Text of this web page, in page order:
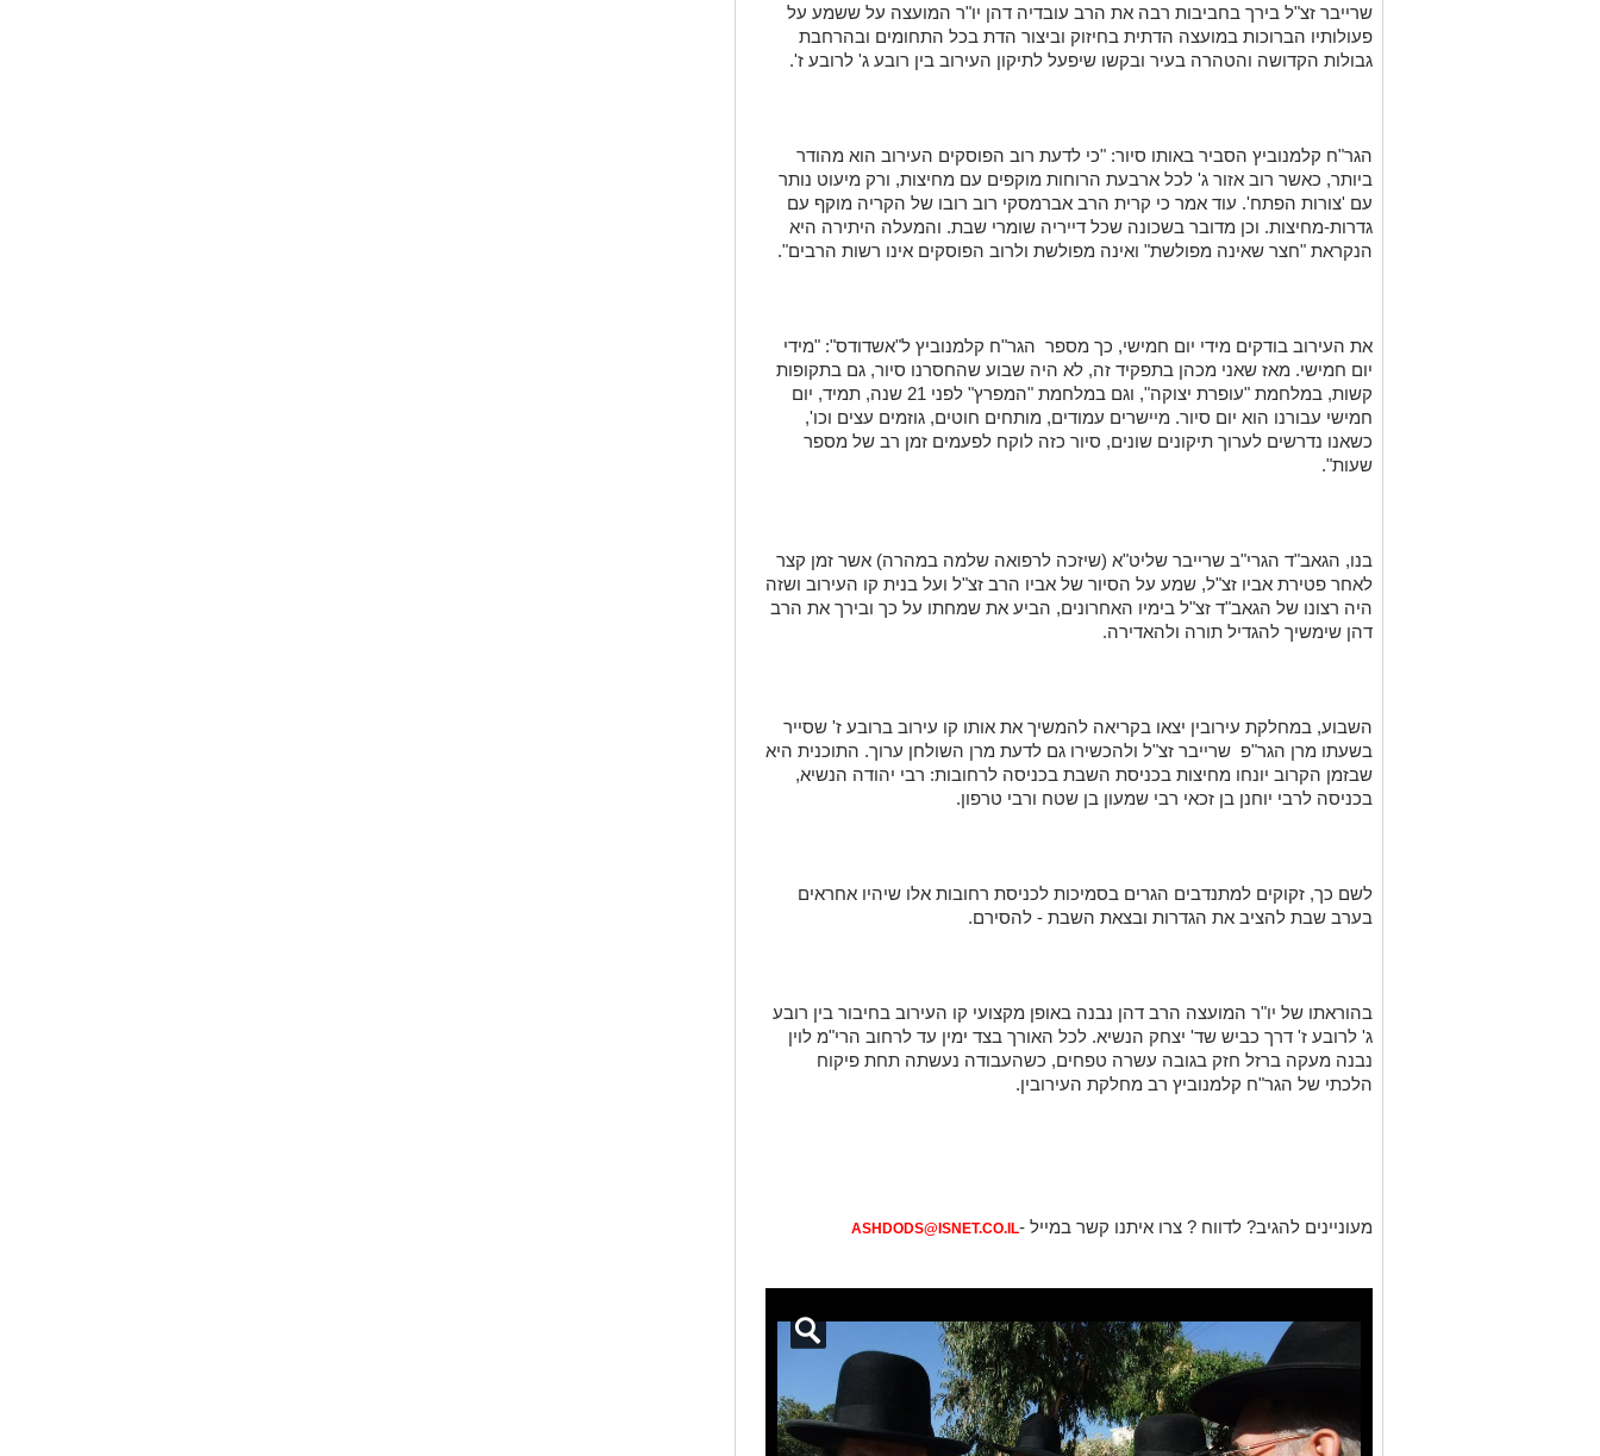
שרייבר זצ"ל בירך בחביבות רבה את הרב עובדיה דהן יו"ר המועצה על ששמע על
פעולותיו הברוכות במועצה הדתית בחיזוק וביצור הדת בכל התחומים ובהרחבת
גבולות הקדושה והטהרה בעיר ובקשו שיפעל לתיקון העירוב בין רובע ג' לרובע ז'.
הגר"ח קלמנוביץ הסביר באותו סיור: "כי לדעת רוב הפוסקים העירוב הוא מהודר
ביותר, כאשר רוב אזור ג' לכל ארבעת הרוחות מוקפים עם מחיצות, ורק מיעוט נותר
עם 'צורות הפתח'. עוד אמר כי קרית הרב אברמסקי רוב רובו של הקריה מוקף עם
גדרות-מחיצות. וכן מדובר בשכונה שכל דייריה שומרי שבת. והמעלה היתירה היא
הנקראת "חצר שאינה מפולשת" ואינה מפולשת ולרוב הפוסקים אינו רשות הרבים".
את העירוב בודקים מידי יום חמישי, כך מספר הגר"ח קלמנוביץ ל"אשדודס": "מידי
יום חמישי. מאז שאני מכהן בתפקיד זה, לא היה שבוע שהחסרנו סיור, גם בתקופות
קשות, במלחמת "עופרת יצוקה", וגם במלחמת "המפרץ" לפני 21 שנה, תמיד, יום
חמישי עבורנו הוא יום סיור. מיישרים עמודים, מותחים חוטים, גוזמים עצים וכו',
כשאנו נדרשים לערוך תיקונים שונים, סיור כזה לוקח לפעמים זמן רב של מספר
שעות".
בנו, הגאב"ד הגרי"ב שרייבר שליט"א (שיזכה לרפואה שלמה במהרה) אשר זמן קצר
לאחר פטירת אביו זצ"ל, שמע על הסיור של אביו הרב זצ"ל ועל בנית קו העירוב ושזה
היה רצונו של הגאב"ד זצ"ל בימיו האחרונים, הביע את שמחתו על כך ובירך את הרב
דהן שימשיך להגדיל תורה ולהאדירה.
השבוע, במחלקת עירובין יצאו בקריאה להמשיך את אותו קו עירוב ברובע ז' שסייר
בשעתו מרן הגר"פ שרייבר זצ"ל ולהכשירו גם לדעת מרן השולחן ערוך. התוכנית היא
שבזמן הקרוב יונחו מחיצות בכניסת השבת בכניסה לרחובות: רבי יהודה הנשיא,
בכניסה לרבי יוחנן בן זכאי רבי שמעון בן שטח ורבי טרפון.
לשם כך, זקוקים למתנדבים הגרים בסמיכות לכניסת רחובות אלו שיהיו אחראים
בערב שבת להציב את הגדרות ובצאת השבת - להסירם.
בהוראתו של יו"ר המועצה הרב דהן נבנה באופן מקצועי קו העירוב בחיבור בין רובע
ג' לרובע ז' דרך כביש שד' יצחק הנשיא. לכל האורך בצד ימין עד לרחוב הרי"מ לוין
נבנה מעקה ברזל חזק בגובה עשרה טפחים, כשהעבודה נעשתה תחת פיקוח
הלכתי של הגר"ח קלמנוביץ רב מחלקת העירובין.
מעוניינים להגיב? לדווח ? צרו איתנו קשר במייל -ASHDODS@ISNET.CO.IL